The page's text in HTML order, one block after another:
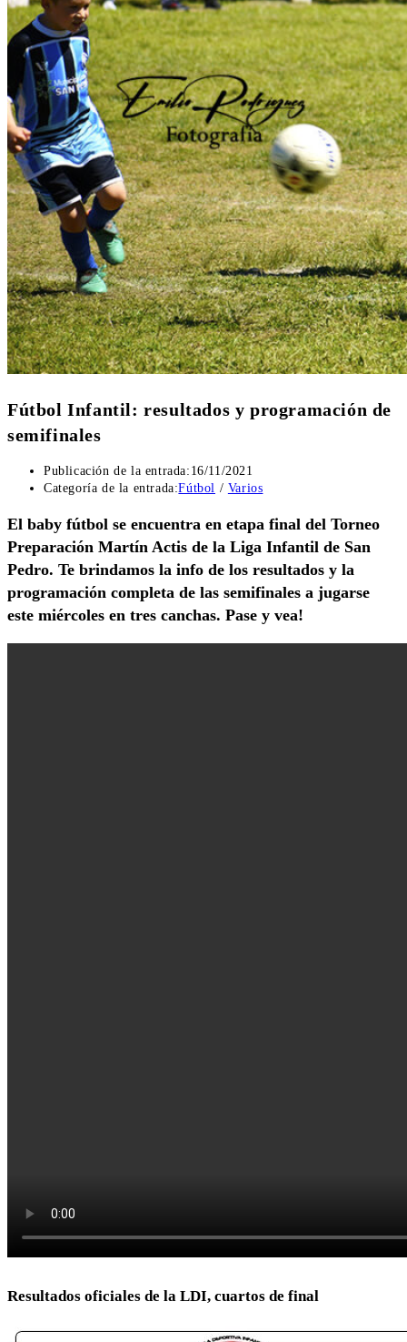
Fútbol Infantil: resultados y programación de
semifinales
Publicación de la entrada: 16/11/2021
Categoría de la entrada:Fútbol / Varios
El baby fútbol se encuentra en etapa final del Torneo
Preparación Martín Actis de la Liga Infantil de San
Pedro. Te brindamos la info de los resultados y la
programación completa de las semifinales a jugarse
este miércoles en tres canchas. Pase y vea!
Resultados oficiales de la LDI, cuartos de final